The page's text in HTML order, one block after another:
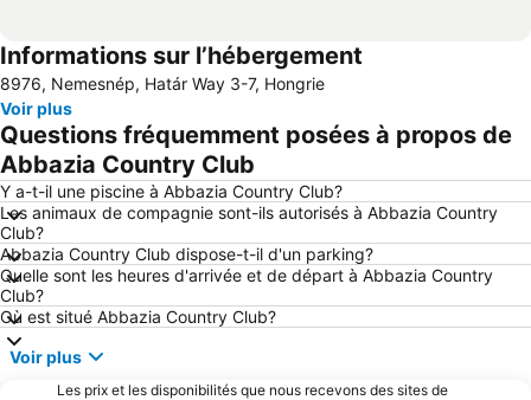
Informations sur l’hébergement
8976, Nemesnép, Határ Way 3-7, Hongrie
Voir plus
Questions fréquemment posées à propos de
Abbazia Country Club
Y a-t-il une piscine à Abbazia Country Club?
Les animaux de compagnie sont-ils autorisés à Abbazia Country
Club?
Abbazia Country Club dispose-t-il d'un parking?
Quelle sont les heures d'arrivée et de départ à Abbazia Country
Club?
Où est situé Abbazia Country Club?
Voir plus
Les prix et les disponibilités que nous recevons des sites de